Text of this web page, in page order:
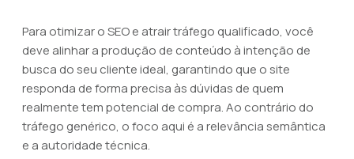
Para otimizar o SEO e atrair tráfego qualificado, você
deve alinhar a produção de conteúdo à intenção de
busca do seu cliente ideal, garantindo que o site
responda de forma precisa às dúvidas de quem
realmente tem potencial de compra. Ao contrário do
tráfego genérico, o foco aqui é a relevância semântica
e a autoridade técnica.